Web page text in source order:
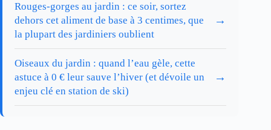
Rouges-gorges au jardin : ce soir, sortez
dehors cet aliment de base à 3 centimes, que
la plupart des jardiniers oublient
→
Oiseaux du jardin : quand l’eau gèle, cette
astuce à 0 € leur sauve l’hiver (et dévoile un
enjeu clé en station de ski)
→